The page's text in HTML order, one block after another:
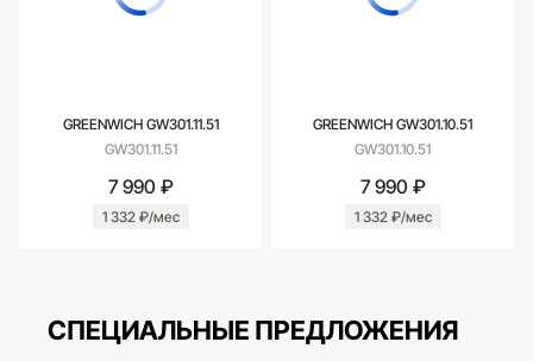
GREENWICH GW301.11.51
GW301.11.51
7 990 ₽
1 332 ₽/мес
GREENWICH GW301.10.51
GW301.10.51
7 990 ₽
1 332 ₽/мес
СПЕЦИАЛЬНЫЕ ПРЕДЛОЖЕНИЯ